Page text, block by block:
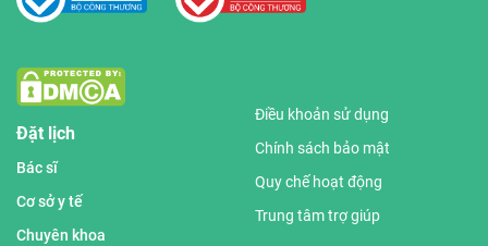
Đặt lịch
Bác sĩ
Cơ sở y tế
Chuyên khoa
Điều khoản sử dụng
Chính sách bảo mật
Quy chế hoạt động
Trung tâm trợ giúp